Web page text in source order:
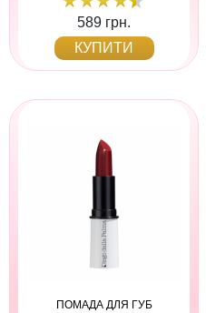
589 грн.
КУПИТИ
ПОМАДА ДЛЯ ГУБ